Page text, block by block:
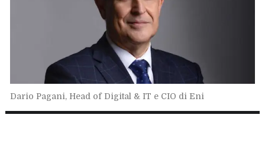
Dario Pagani, Head of Digital & IT e CIO di Eni